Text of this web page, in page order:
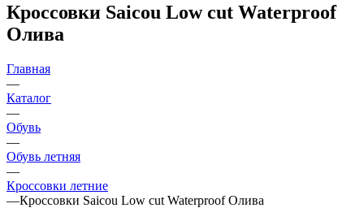
Кроссовки Saicou Low cut Waterproof
Олива
Главная
—
Каталог
—
Обувь
—
Обувь летняя
—
Кроссовки летние
—Кроссовки Saicou Low cut Waterproof Олива